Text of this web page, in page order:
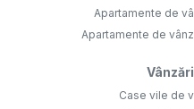
Apartamente de
Apartamente de
Case vile de